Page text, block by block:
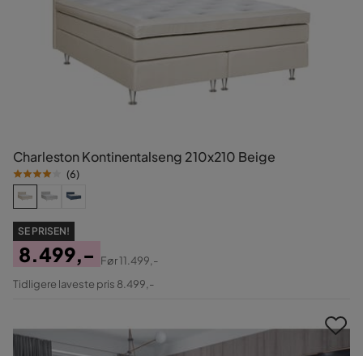
Charleston Kontinentalseng 210x210 Beige
(6)
SE PRISEN!
Pris
8.499,-
Original
Før11.499,-
Tidligere laveste pris 8.499,-